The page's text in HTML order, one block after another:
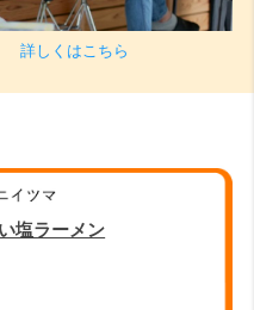
詳しくはこちら
塩ラーメン